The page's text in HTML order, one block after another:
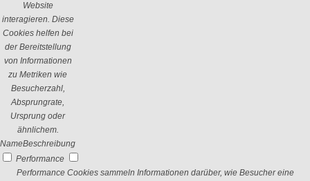
Website
interagieren. Diese
Cookies helfen bei
der Bereitstellung
von Informationen
zu Metriken wie
Besucherzahl,
Absprungrate,
Ursprung oder
ähnlichem.
NameBeschreibung
Performance
Performance Cookies sammeln Informationen darüber, wie Besucher eine